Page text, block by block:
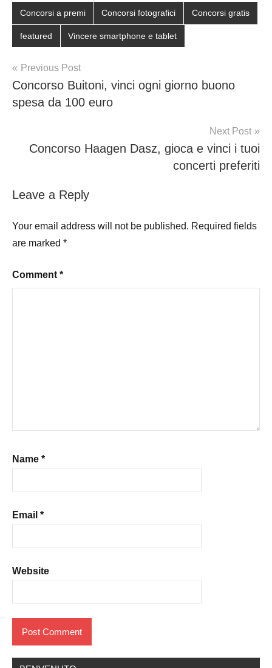
Concorsi a premi Concorsi fotografici Concorsi gratis
featured Vincere smartphone e tablet
Post
navigation
Previous Post
Concorso Buitoni, vinci ogni giorno buono
spesa da 100 euro
Next Post
Concorso Haagen Dasz, gioca e vinci i tuoi
concerti preferiti
Leave a Reply
Your email address will not be published. Required fields
are marked *
Comment *
Name *
Email *
Website